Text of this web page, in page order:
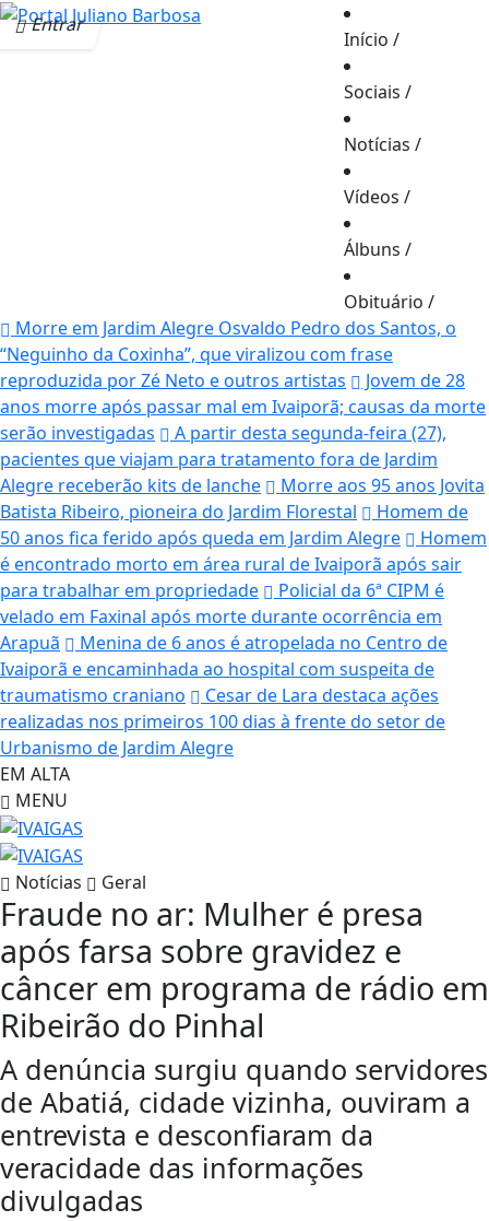
Entrar
Início /
Sociais /
Notícias /
Vídeos /
Álbuns /
Obituário /
Morre em Jardim Alegre Osvaldo Pedro dos Santos, o
“Neguinho da Coxinha”, que viralizou com frase
reproduzida por Zé Neto e outros artistas
Jovem de 28
anos morre após passar mal em Ivaiporã; causas da morte
serão investigadas
A partir desta segunda-feira (27),
pacientes que viajam para tratamento fora de Jardim
Alegre receberão kits de lanche
Morre aos 95 anos Jovita
Batista Ribeiro, pioneira do Jardim Florestal
Homem de
50 anos fica ferido após queda em Jardim Alegre
Homem
é encontrado morto em área rural de Ivaiporã após sair
para trabalhar em propriedade
Policial da 6ª CIPM é
velado em Faxinal após morte durante ocorrência em
Arapuã
Menina de 6 anos é atropelada no Centro de
Ivaiporã e encaminhada ao hospital com suspeita de
traumatismo craniano
Cesar de Lara destaca ações
realizadas nos primeiros 100 dias à frente do setor de
Urbanismo de Jardim Alegre
EM ALTA
MENU
Notícias Geral
Fraude no ar: Mulher é presa
após farsa sobre gravidez e
câncer em programa de rádio em
Ribeirão do Pinhal
A denúncia surgiu quando servidores
de Abatiá, cidade vizinha, ouviram a
entrevista e desconfiaram da
veracidade das informações
divulgadas